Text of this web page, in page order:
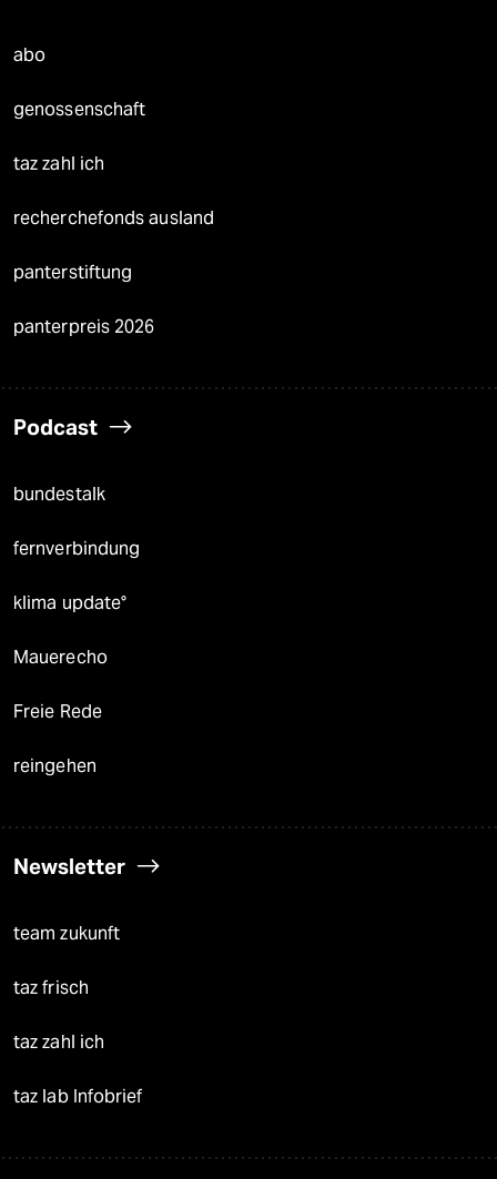
abo
genossenschaft
taz zahl ich
recherchefonds ausland
panterstiftung
panterpreis 2026
Podcast
bundestalk
fernverbindung
klima update°
Mauerecho
Freie Rede
reingehen
Newsletter
team zukunft
taz frisch
taz zahl ich
taz lab Infobrief